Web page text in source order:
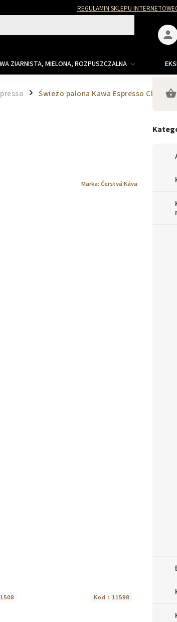
REGULAMIN SKLEPU
ZIARNISTA, MIELONA, ROZPUSZCZALNA
/ Świeżo palona Kawa Espresso Classic
Marka: Čerstvá Káva
Kod : 11598